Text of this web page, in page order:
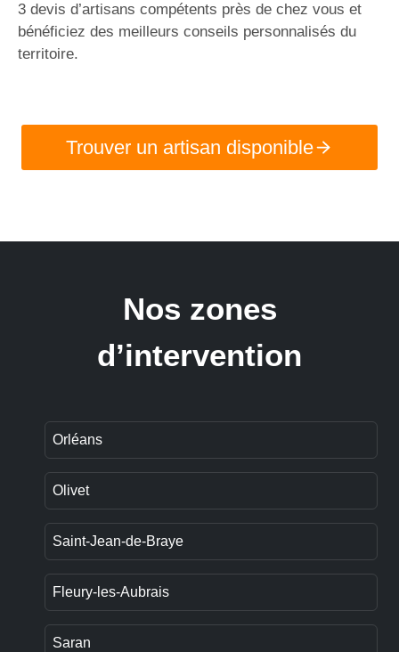
3 devis d’artisans compétents près de chez vous et
bénéficiez des meilleurs conseils personnalisés du
territoire.
Trouver un artisan disponible
Nos zones
d’intervention
Orléans
Olivet
Saint-Jean-de-Braye
Fleury-les-Aubrais
Saran